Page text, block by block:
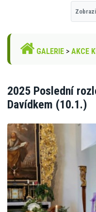
GALERIE > AKCE
2025 Poslední
Davídkem (10.1.)